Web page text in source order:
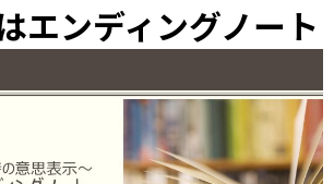
エンディングノート